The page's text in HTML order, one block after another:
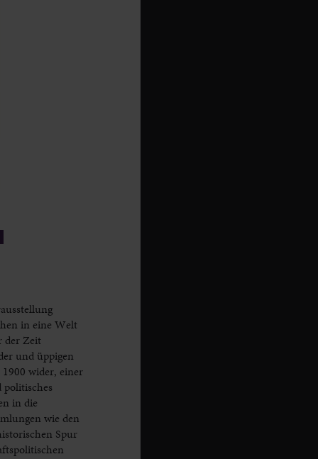
in eine Welt
der Zeit
und üppigen
wider, einer
in die
wie den
Spur